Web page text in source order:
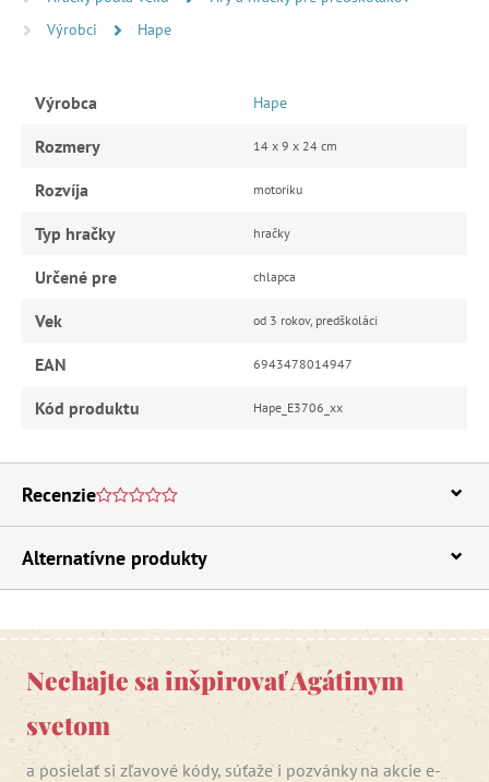
Výrobci
Hape
Výrobca Hape
Rozmery 14 x 9 x 24 cm
Rozvíja motoriku
Typ hračky hračky
Určené pre chlapca
Vek od 3 rokov, predškoláci
EAN 6943478014947
Kód produktu Hape_E3706_xx
Recenzie
Alternatívne produkty
Nechajte sa inšpirovať Agátinym
svetom
a posielať si zľavové kódy, súťaže i pozvánky na akcie e-